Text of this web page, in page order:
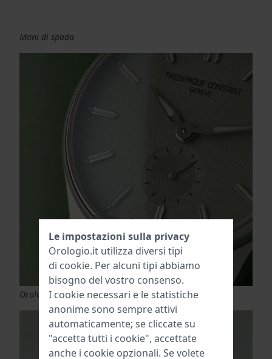
Mani di spada
Orologio Frederique Constant Classics
Le impostazioni sulla privacy
Orologio.it utilizza diversi tipi
di cookie. Per alcuni tipi abbiamo
bisogno del vostro consenso.
I cookie necessari e le statistiche
anonime sono sempre attivi
automaticamente; se cliccate su
"accetta tutti i cookie", accettate
anche i cookie opzionali. Se volete